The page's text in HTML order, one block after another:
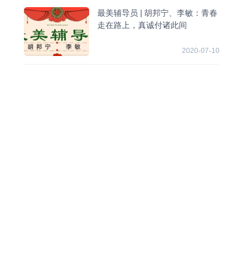
最美辅导员 | 胡邦宁、李敏：青春
走在路上，真诚付诸此间
2020-07-10